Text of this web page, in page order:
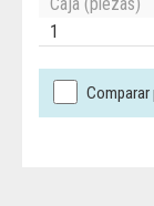
Caja (piezas)
1